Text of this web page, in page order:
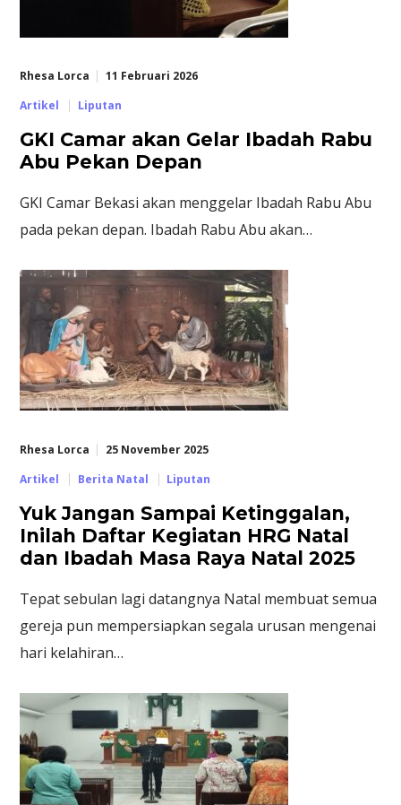
Rhesa Lorca
11 Februari 2026
Artikel
Liputan
GKI Camar akan Gelar Ibadah Rabu
Abu Pekan Depan
GKI Camar Bekasi akan menggelar Ibadah Rabu Abu
pada pekan depan. Ibadah Rabu Abu akan…
Rhesa Lorca
25 November 2025
Artikel
Berita Natal Liputan
Yuk Jangan Sampai Ketinggalan,
Inilah Daftar Kegiatan HRG Natal
dan Ibadah Masa Raya Natal 2025
Tepat sebulan lagi datangnya Natal membuat semua
gereja pun mempersiapkan segala urusan mengenai
hari kelahiran…